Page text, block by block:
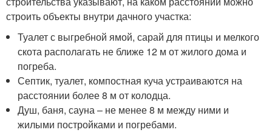
строить объекты внутри дачного участка:
Туалет с выгребной ямой, сарай для птицы и мелкого
скота располагать не ближе 12 м от жилого дома и
погреба.
Септик, туалет, компостная куча устраиваются на
расстоянии более 8 м от колодца.
Душ, баня, сауна – не менее 8 м между ними и
жилыми постройками и погребами.